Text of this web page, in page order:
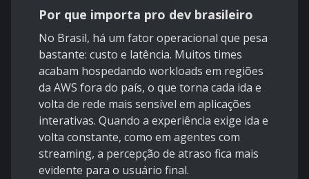
Por que importa pro dev brasileiro
No Brasil, há um fator operacional que pesa
bastante: custo e latência. Muitos times
acabam hospedando workloads em regiões
da AWS fora do país, o que torna cada ida e
volta de rede mais sensível em aplicações
interativas. Quando a experiência exige ida e
volta constante, como em agentes com
streaming, a percepção de atraso fica mais
evidente para o usuário final.